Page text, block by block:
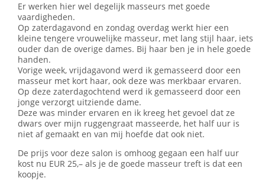
Er werken hier wel degelijk masseurs met goede
vaardigheden.
Op zaterdagavond en zondag overdag werkt hier een
kleine tengere vrouwelijke masseur, met lang stijl haar, iets
ouder dan de overige dames. Bij haar ben je in hele goede
handen.
Vorige week, vrijdagavond werd ik gemasseerd door een
masseur met kort haar, ook deze was merkbaar ervaren.
Op deze zaterdagochtend werd ik gemasseerd door een
jonge verzorgt uitziende dame.
Deze was minder ervaren en ik kreeg het gevoel dat ze
dwars over mijn ruggengraat masseerde, het half uur is
niet af gemaakt en van mij hoefde dat ook niet.
De prijs voor deze salon is omhoog gegaan een half uur
kost nu EUR 25,– als je de goede masseur treft is dat een
koopje.